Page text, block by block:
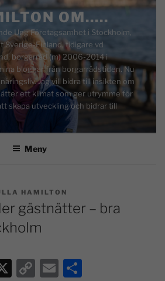
OM…..
Ung Företagsamhet i Stockholm,
Sverige-Finland, tidigare vd
borgarråd (m) 2006-2014 i
bloggar från borgarrådstiden. Nu
Jag vill bidra till insikten om
ett klimat som ger utrymme för
skapa utveckling och bidrar till
Meny
HAMILTON
gästnätter – bra
X
C
E